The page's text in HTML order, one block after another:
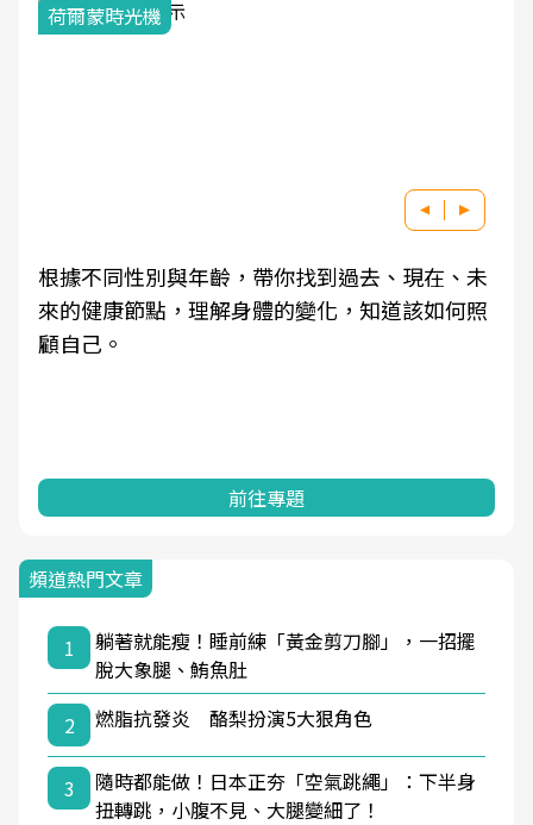
荷爾蒙時光機
根據不同性別與年齡，帶你找到過去、現在、未
來的健康節點，理解身體的變化，知道該如何照
顧自己。
前往專題
頻道熱門文章
1
躺著就能瘦！睡前練「黃金剪刀腳」，一招擺
脫大象腿、鮪魚肚
2
燃脂抗發炎 酪梨扮演5大狠角色
3
隨時都能做！日本正夯「空氣跳繩」：下半身
扭轉跳，小腹不見、大腿變細了！